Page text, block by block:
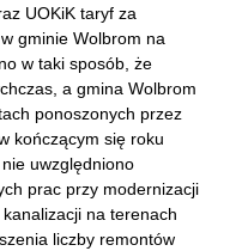
UOKiK taryf za
gminie Wolbrom na
w taki sposób, że
a gmina Wolbrom
ponoszonych przez
kończącym się roku
uwzględniono
prac przy modernizacji
na terenach
liczby remontów